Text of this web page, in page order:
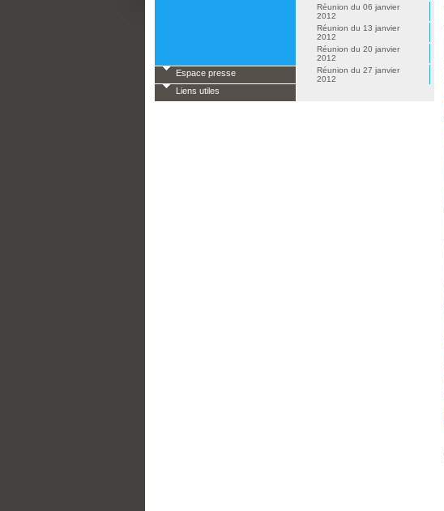
Espace presse
Liens utiles
Réunion du 06 janvier
2012
Réunion du 13 janvier
2012
Réunion du 20 janvier
2012
Réunion du 27 janvier
2012